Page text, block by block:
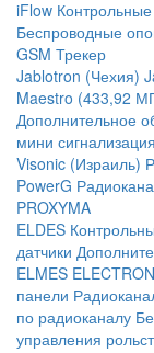
iFlow
Беспроводные
GSM Трекер
Jablotron (Чехия)
Maestro (433,92
Дополнительное
мини сигнализация
Visonic (Израиль)
PowerG
PROXYMA
ELDES
датчики
ELMES
панели
по радиоканалу
управления